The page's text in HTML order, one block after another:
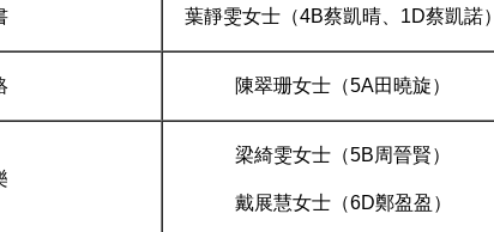
葉靜雯女士（4B蔡凱晴、1D蔡凱諾）
陳翠珊女士（5A田曉旋）
梁綺雯女士 （5B周晉賢）
戴展慧女士（6D鄭盈盈）